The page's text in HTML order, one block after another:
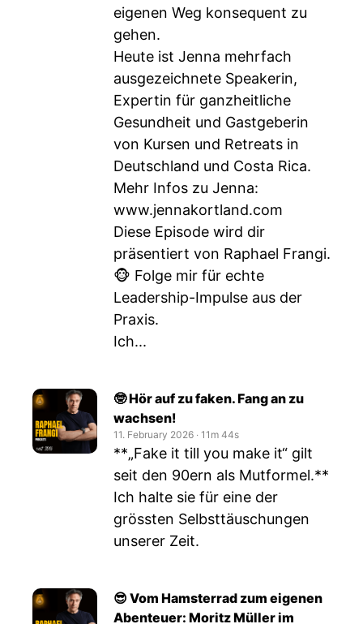
eigenen Weg konsequent zu
gehen.
Heute ist Jenna mehrfach
ausgezeichnete Speakerin,
Expertin für ganzheitliche
Gesundheit und Gastgeberin
von Kursen und Retreats in
Deutschland und Costa Rica.
Mehr Infos zu Jenna:
www.jennakortland.com
Diese Episode wird dir
präsentiert von Raphael Frangi.
🐵 Folge mir für echte
Leadership-Impulse aus der
Praxis.
Ich...
🤓 Hör auf zu faken. Fang an zu
wachsen!
11. February 2026 ‧ 11m 44s
**„Fake it till you make it“ gilt
seit den 90ern als Mutformel.**
Ich halte sie für eine der
grössten Selbsttäuschungen
unserer Zeit.
😎 Vom Hamsterrad zum eigenen
Abenteuer: Moritz Müller im